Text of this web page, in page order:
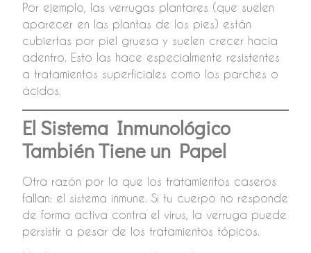
Por ejemplo, las verrugas plantares (que suelen
aparecer en las plantas de los pies) están
cubiertas por piel gruesa y suelen crecer hacia
adentro. Esto las hace especialmente resistentes
a tratamientos superficiales como los parches o
ácidos.
El Sistema Inmunológico
También Tiene un Papel
Otra razón por la que los tratamientos caseros
fallan: el sistema inmune. Si tu cuerpo no responde
de forma activa contra el virus, la verruga puede
persistir a pesar de los tratamientos tópicos.